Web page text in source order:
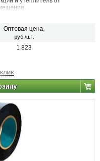
Оптовая цена,
руб./шт.
1 823